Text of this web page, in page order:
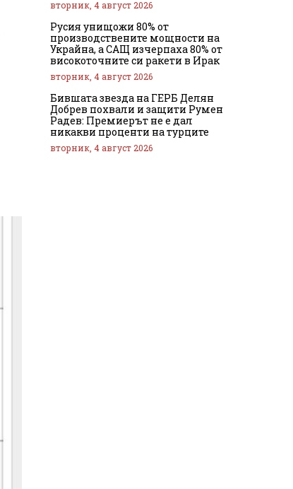
вторник, 4 август 2026
Русия унищожи 80% от
производствените мощности на
Украйна, а САЩ изчерпаха 80% от
високоточните си ракети в Ирак
вторник, 4 август 2026
Бившата звезда на ГЕРБ Делян
Добрев похвали и защити Румен
Радев: Премиерът не е дал
никакви проценти на турците
вторник, 4 август 2026